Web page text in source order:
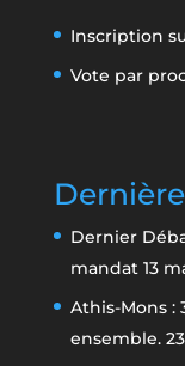
Inscription
Vote par
Dernier
mandat 13
Athis-Mons :
ensemble.